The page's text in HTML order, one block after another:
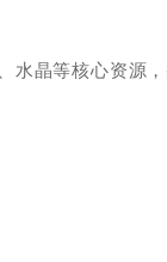
晶等核心资源